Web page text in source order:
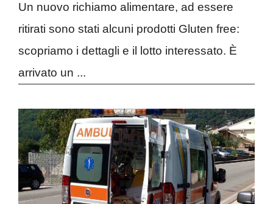
Un nuovo richiamo alimentare, ad essere
ritirati sono stati alcuni prodotti Gluten free:
scopriamo i dettagli e il lotto interessato. È
arrivato un ...